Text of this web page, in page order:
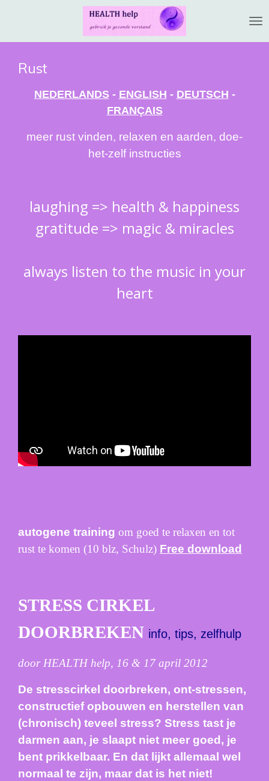
naar
hoofdinhoud
Rust
NEDERLANDS- ENGLISH - DEUTSCH -
FRANÇAIS
meer rust vinden, relaxen en aarden, doe-
het-zelf instructies
laughing => health & happiness
gratitude => magic & miracles
always listen to the music in your
heart
autogene training om goed te relaxen en tot
rust te komen (10 blz, Schulz) Free download
STRESS CIRKEL
DOORBREKEN info, tips, zelfhulp
door HEALTH help, 16 & 17 april 2012
De stresscirkel doorbreken, ont-stressen,
constructief opbouwen en herstellen van
(chronisch) teveel stress? Stress tast je
darmen aan, je slaapt niet meer goed, je
bent prikkelbaar. En dat lijkt allemaal wel
normaal te zijn, maar dat is het niet!